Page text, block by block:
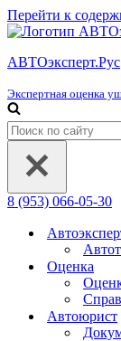
Перейти к
АВТОэксперт.Рус
Экспертная оценка
Искать...
8 (953) 066-05-30
Оценка
Автоюрист